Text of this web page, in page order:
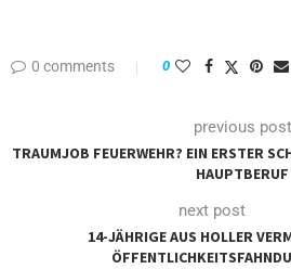
0 comments 0
previous post
TRAUMJOB FEUERWEHR? EIN ERSTER
HAUPTBERUF
next post
14-JÄHRIGE AUS HOLLER